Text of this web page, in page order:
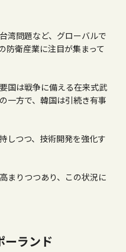
湾問題など、グローバルで
防衛産業に注目が集まって
国は戦争に備える在来式武
一方で、韓国は引続き有事
しつつ、技術開発を強化す
まりつつあり、この状況に
ーランド